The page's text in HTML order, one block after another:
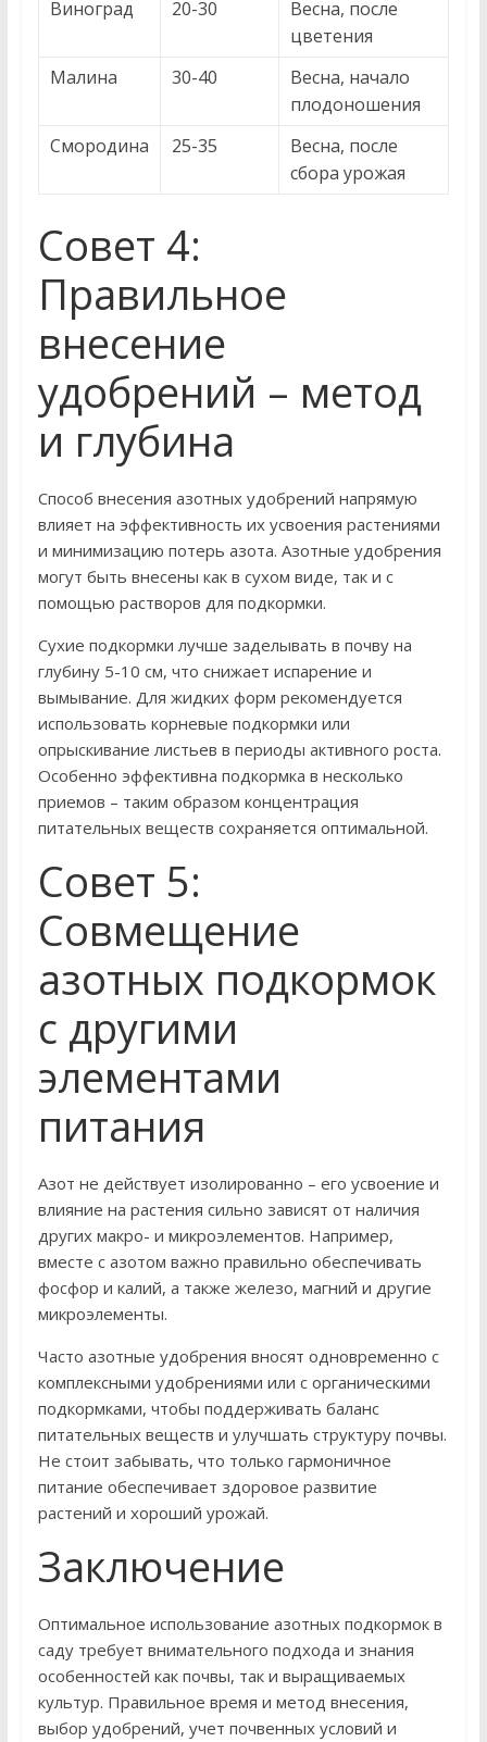
Виноград 20-30
Весна, после
цветения
Малина
30-40
Весна, начало
плодоношения
Смородина
25-35
Весна, после
сбора урожая
Совет 4:
Правильное
внесение
удобрений – метод
и глубина
Способ внесения азотных удобрений напрямую
влияет на эффективность их усвоения растениями
и минимизацию потерь азота. Азотные удобрения
могут быть внесены как в сухом виде, так и с
помощью растворов для подкормки.
Сухие подкормки лучше заделывать в почву на
глубину 5-10 см, что снижает испарение и
вымывание. Для жидких форм рекомендуется
использовать корневые подкормки или
опрыскивание листьев в периоды активного роста.
Особенно эффективна подкормка в несколько
приемов – таким образом концентрация
питательных веществ сохраняется оптимальной.
Совет 5:
Совмещение
азотных подкормок
с другими
элементами
питания
Азот не действует изолированно – его усвоение и
влияние на растения сильно зависят от наличия
других макро- и микроэлементов. Например,
вместе с азотом важно правильно обеспечивать
фосфор и калий, а также железо, магний и другие
микроэлементы.
Часто азотные удобрения вносят одновременно с
комплексными удобрениями или с органическими
подкормками, чтобы поддерживать баланс
питательных веществ и улучшать структуру почвы.
Не стоит забывать, что только гармоничное
питание обеспечивает здоровое развитие
растений и хороший урожай.
Заключение
Оптимальное использование азотных подкормок в
саду требует внимательного подхода и знания
особенностей как почвы, так и выращиваемых
культур. Правильное время и метод внесения,
выбор удобрений, учет почвенных условий и